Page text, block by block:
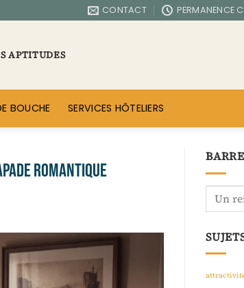
CONTACT PERMANENCE
APTITUDES
BOUCHE SERVICES HÔTELIERS
romantique